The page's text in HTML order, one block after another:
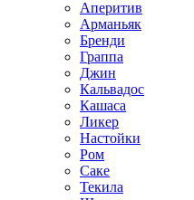
Аперитив
Арманьяк
Бренди
Граппа
Джин
Кальвадос
Кашаса
Ликер
Настойки
Ром
Саке
Текила